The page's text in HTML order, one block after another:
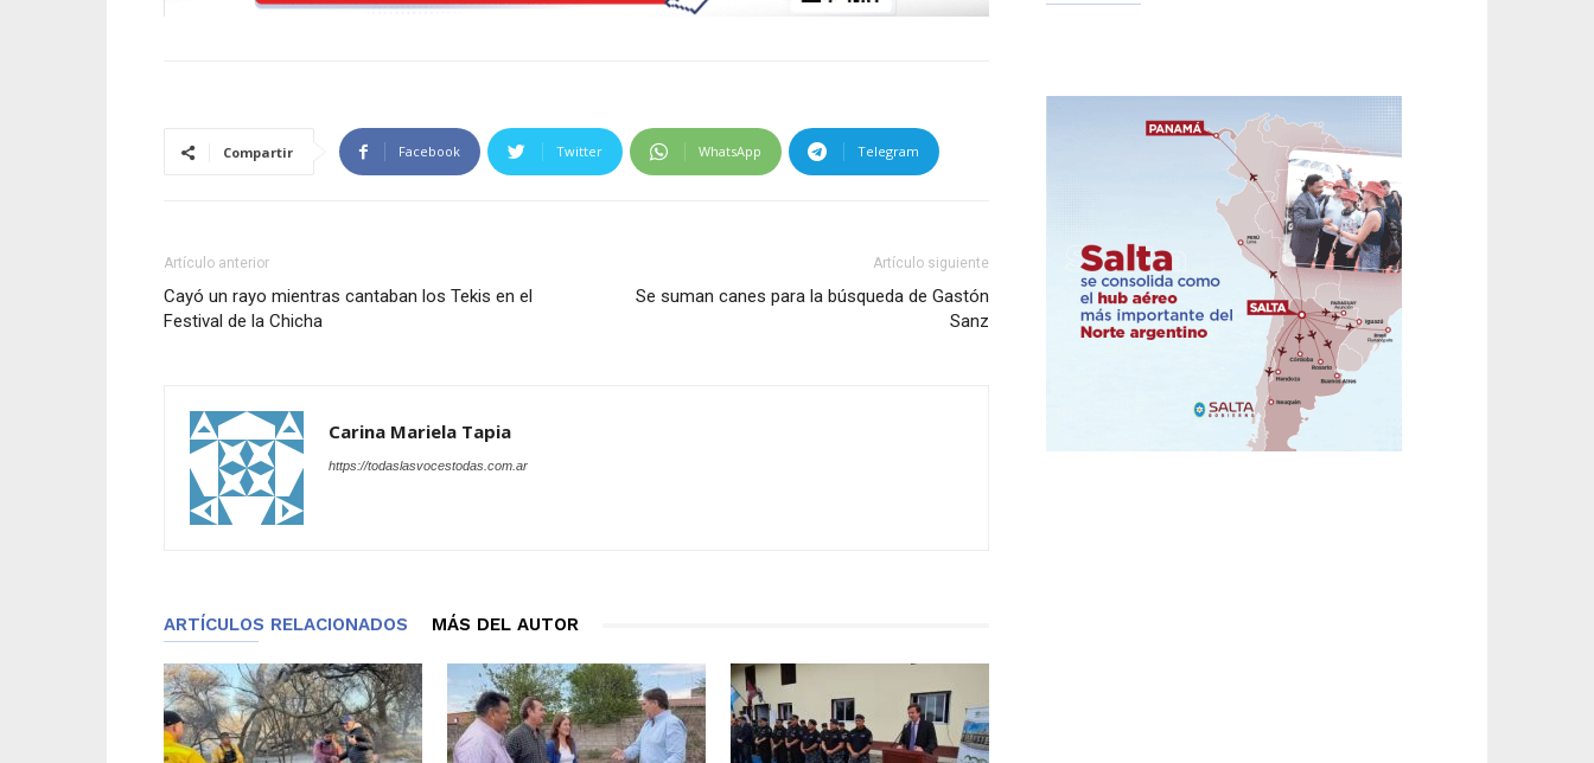
Compartir Facebook Twitter WhatsApp Telegram
Artículo anterior
Cayó un rayo mientras cantaban los Tekis en el
Festival de la Chicha
Artículo siguiente
Se suman canes para la búsqueda de Gastón
Sanz
Carina Mariela Tapia
https://todaslasvocestodas.com.ar
ARTÍCULOS RELACIONADOS MÁS DEL AUTOR